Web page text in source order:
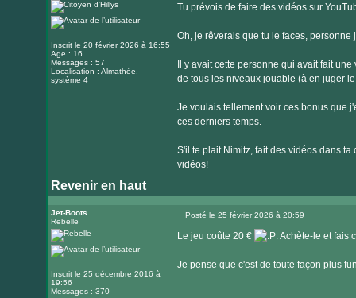
internet
Inscrit le 20 février 2026 à 16:55
Age : 16
Messages : 57
Localisation : Almathée,
système 4
Tu prévois de faire des vidéos sur
Oh, je rêverais que tu le faces,
Il y avait cette personne qui avait fait
de tous les niveaux jouable (à en juger
Je voulais tellement voir ces bonus que
ces derniers temps.
S'il te plait Nimitz, fait des vidéos dans
vidéos!
Revenir en haut
Jet-Boots
Rebelle
Inscrit le 25 décembre 2016 à
19:56
Messages : 370
Posté le 25 février 2026 à 20:59
Le jeu coûte 20 € . Achète-le et fais
Je pense que c'est de toute façon plus